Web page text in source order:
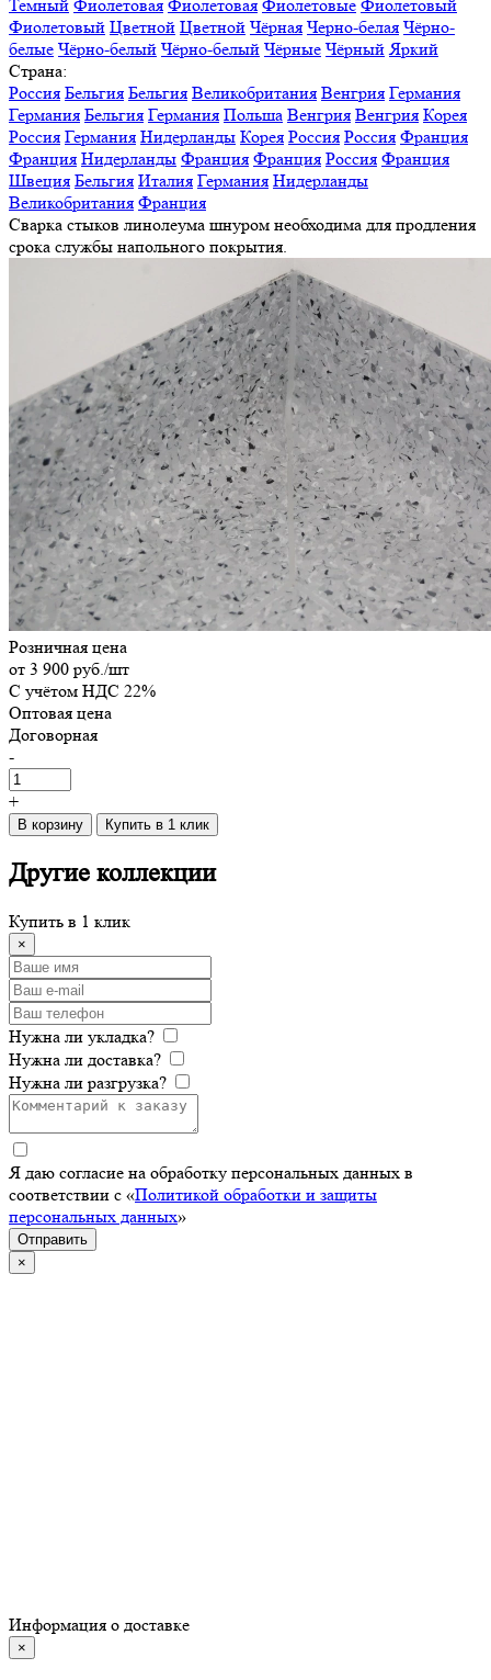
Темный Фиолетовая Фиолетовая Фиолетовые Фиолетовый
Фиолетовый Цветной Цветной Чёрная Черно-белая Чёрно-
белые Чёрно-белый Чёрно-белый Чёрные Чёрный Яркий
Страна:
Россия Бельгия Бельгия Великобритания Венгрия Германия
Германия Бельгия Германия Польша Венгрия Венгрия Корея
Россия Германия Нидерланды Корея Россия Россия Франция
Франция Нидерланды Франция Франция Россия Франция
Швеция Бельгия Италия Германия Нидерланды
Великобритания Франция
Сварка стыков линолеума шнуром необходима для продления
срока службы напольного покрытия.
Розничная цена
от 3 900 руб./шт
C учётом НДС 22%
Оптовая цена
Договорная
-
+
В корзину Купить в 1 клик
Другие коллекции
Купить в 1 клик
×
Нужна ли укладка?
Нужна ли доставка?
Нужна ли разгрузка?
Я даю согласие на обработку персональных данных в
соответствии с «Политикой обработки и защиты
персональных данных»
Отправить
×
Информация о доставке
×